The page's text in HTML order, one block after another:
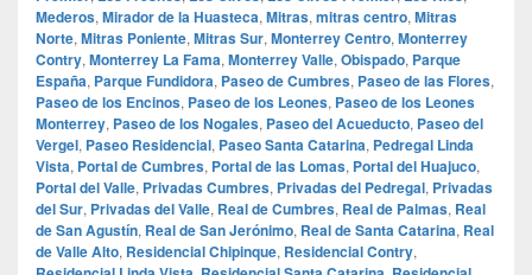
Mederos, Mirador de la Huasteca, Mitras, mitras centro, Mitras
Norte, Mitras Poniente, Mitras Sur, Monterrey Centro, Monterrey
Contry, Monterrey La Fama, Monterrey Valle, Obispado, Parque
España, Parque Fundidora, Paseo de Cumbres, Paseo de las Flores,
Paseo de los Encinos, Paseo de los Leones, Paseo de los Leones
Monterrey, Paseo de los Nogales, Paseo del Acueducto, Paseo del
Vergel, Paseo Residencial, Paseo Santa Catarina, Pedregal Linda
Vista, Portal de Cumbres, Portal de las Lomas, Portal del Huajuco,
Portal del Valle, Privadas Cumbres, Privadas del Pedregal, Privadas
del Sur, Privadas del Valle, Real de Cumbres, Real de Palmas, Real
de San Agustín, Real de San Jerónimo, Real de Santa Catarina, Real
de Valle Alto, Residencial Chipinque, Residencial Contry,